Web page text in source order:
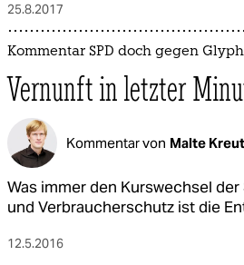
25.8.2017
Kommentar SPD doch gegen
Vernunft in letzter
Kommentar von Malte
Was immer den Kurswechsel
und Verbraucherschutz ist die
12.5.2016